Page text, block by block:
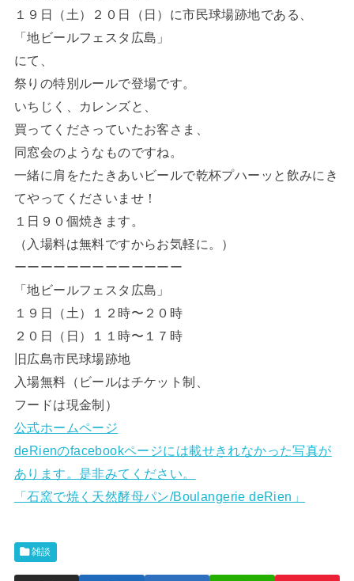
１９日（土）２０日（日）に市民球場跡地である、
「地ビールフェスタ広島」
にて、
祭りの特別ルールで登場です。
いちじく、カレンズと、
買ってくださっていたお客さま、
同窓会のようなものですね。
一緒に肩をたたきあいビールで乾杯プハーッと飲みにき
てやってくださいませ！
１日９０個焼きます。
（入場料は無料ですからお気軽に。）
ーーーーーーーーーーーーー
「地ビールフェスタ広島」
１９日（土）１２時〜２０時
２０日（日）１１時〜１７時
旧広島市民球場跡地
入場無料（ビールはチケット制、
フードは現金制）
公式ホームページ
deRienのfacebookページには載せきれなかった写真が
あります。是非みてください。
「石窯で焼く天然酵母パン/Boulangerie deRien」
雑談